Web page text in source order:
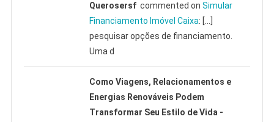
Querosersf commented onSimular
Financiamento Imóvel Caixa: […]
pesquisar opções de financiamento.
Uma d
Como Viagens, Relacionamentos e
Energias Renováveis Podem
Transformar Seu Estilo de Vida -